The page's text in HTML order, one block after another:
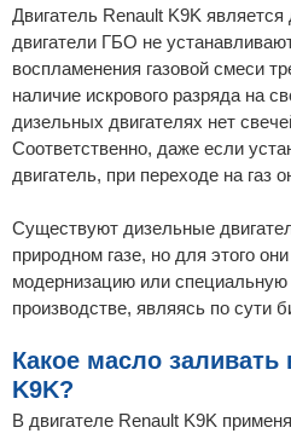
Двигатель Renault K9K
двигатели ГБО не
воспламенения газовой смеси
наличие искрового разряда на
дизельных двигателях нет
Соответственно, даже если
двигатель, при переходе на газ
Существуют дизельные
природном газе, но для этого
модернизацию или
производстве, являясь по сути
Какое масло заливать
K9K?
В двигателе Renault K9K